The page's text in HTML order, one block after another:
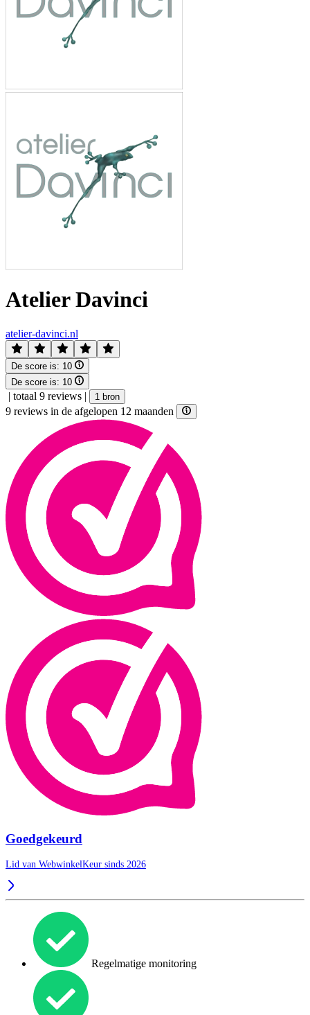
Atelier Davinci
atelier-davinci.nl
De score is: 10
De score is: 10
| totaal 9 reviews | 1 bron
9 reviews in de afgelopen 12 maanden
Goedgekeurd
Lid van WebwinkelKeur sinds 2026
Regelmatige monitoring